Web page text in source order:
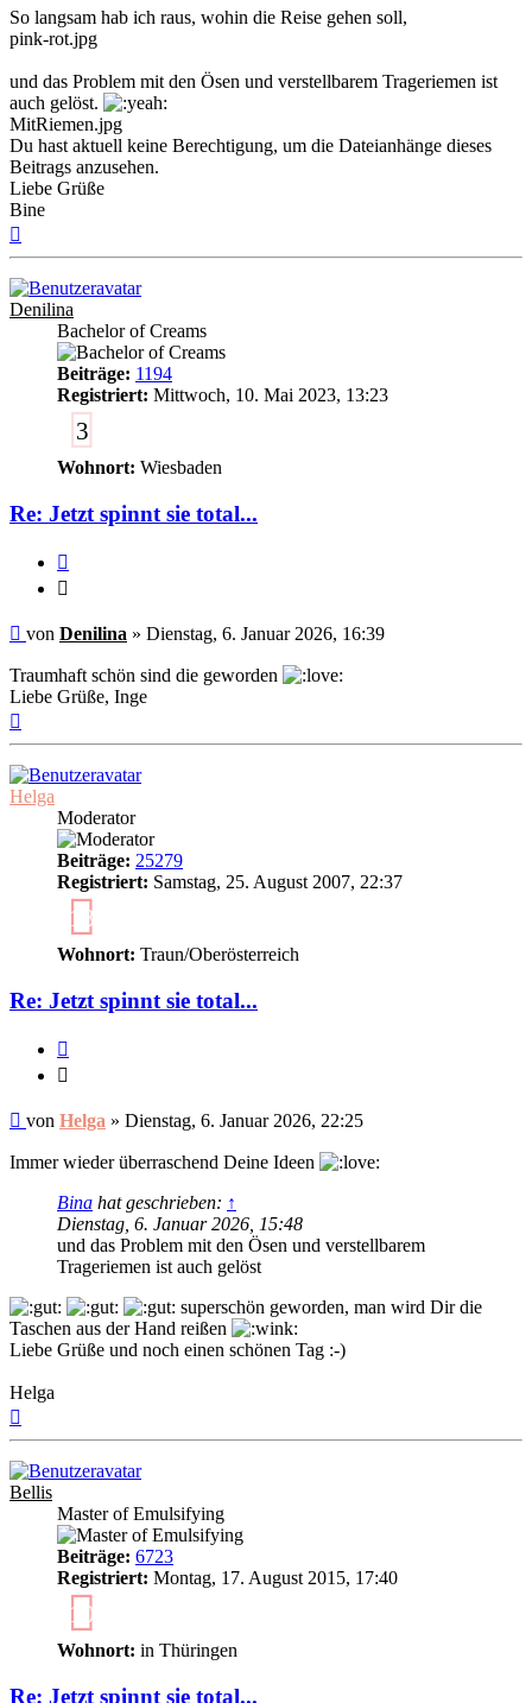
So langsam hab ich raus, wohin die Reise gehen soll,
pink-rot.jpg
und das Problem mit den Ösen und verstellbarem Trageriemen ist
auch gelöst.
MitRiemen.jpg
Du hast aktuell keine Berechtigung, um die Dateianhänge dieses
Beitrags anzusehen.
Liebe Grüße
Bine
Denilina
Bachelor of Creams
Beiträge: 1194
Registriert: Mittwoch, 10. Mai 2023, 13:23
3
Wohnort: Wiesbaden
Re: Jetzt spinnt sie total...
Ungelesener
von Denilina » Dienstag, 6. Januar 2026, 16:39
Traumhaft schön sind die geworden
Liebe Grüße, Inge
Helga
Moderator
Beiträge: 25279
Registriert: Samstag, 25. August 2007, 22:37
18
Wohnort: Traun/Oberösterreich
Re: Jetzt spinnt sie total...
Ungelesener
von Helga » Dienstag, 6. Januar 2026, 22:25
Immer wieder überraschend Deine Ideen
Bina hat geschrieben: ↑
Dienstag, 6. Januar 2026, 15:48
und das Problem mit den Ösen und verstellbarem
Trageriemen ist auch gelöst
superschön geworden, man wird Dir die
Taschen aus der Hand reißen
Liebe Grüße und noch einen schönen Tag :-)
Helga
oben
Bellis
Master of Emulsifying
Beiträge: 6723
Registriert: Montag, 17. August 2015, 17:40
10
Wohnort: in Thüringen
Re: Jetzt spinnt sie total...